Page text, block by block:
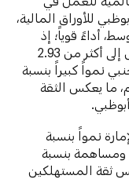
للأوراق المالية،
أداءً قوياً؛ إذ
ارتفعت قيمته السوقية بنسبة 3.2%، ليصل إلى أكثر من 2.93
نمواً كبيراً بنسبة
مليارات درهم، ما يعكس الثقة
نمواً بنسبة
مليار درهم، ومساهمة بنسبة
ثقة المستهلكين